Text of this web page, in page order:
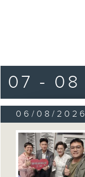
07 - 08
06/08/2026